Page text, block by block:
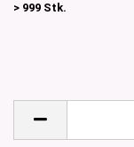
> 999 Stk.